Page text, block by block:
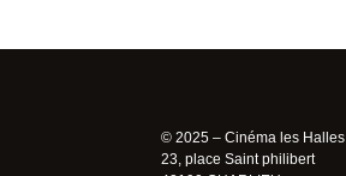
© 2025 – Cinéma les Halles
23, place Saint philibert